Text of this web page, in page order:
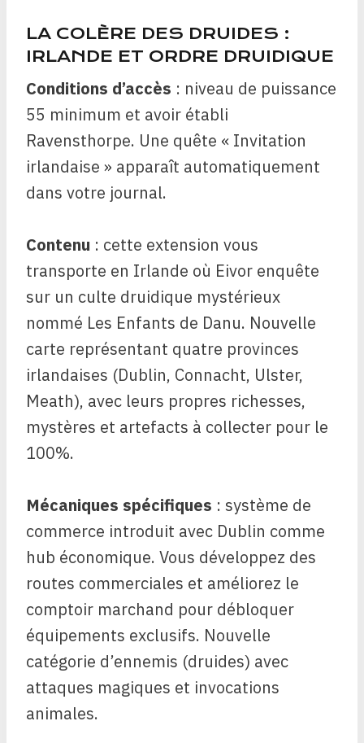
LA COLÈRE DES DRUIDES :
IRLANDE ET ORDRE DRUIDIQUE
Conditions d’accès : niveau de puissance
55 minimum et avoir établi
Ravensthorpe. Une quête « Invitation
irlandaise » apparaît automatiquement
dans votre journal.
Contenu : cette extension vous
transporte en Irlande où Eivor enquête
sur un culte druidique mystérieux
nommé Les Enfants de Danu. Nouvelle
carte représentant quatre provinces
irlandaises (Dublin, Connacht, Ulster,
Meath), avec leurs propres richesses,
mystères et artefacts à collecter pour le
100%.
Mécaniques spécifiques : système de
commerce introduit avec Dublin comme
hub économique. Vous développez des
routes commerciales et améliorez le
comptoir marchand pour débloquer
équipements exclusifs. Nouvelle
catégorie d’ennemis (druides) avec
attaques magiques et invocations
animales.